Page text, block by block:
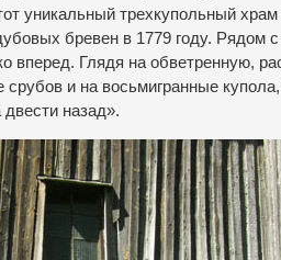
уникальный трехкупольный храм
бревен в 1779 году. Рядом
вперед. Глядя на обветренную,
и на восьмигранные
назад».